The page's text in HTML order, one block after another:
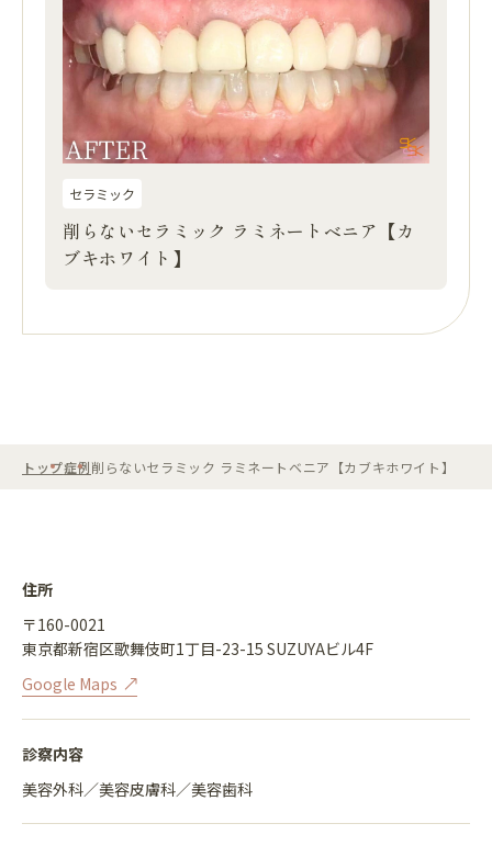
セラミック
削らないセラミック ラミネートベニア【カ
ブキホワイト】
トップ症例削らないセラミック ラミネートベニア【カブキホワイト】
住所
〒160-0021
東京都新宿区歌舞伎町1丁目-23-15 SUZUYAビル4F
Google Maps
診察内容
美容外科／美容皮膚科／美容歯科